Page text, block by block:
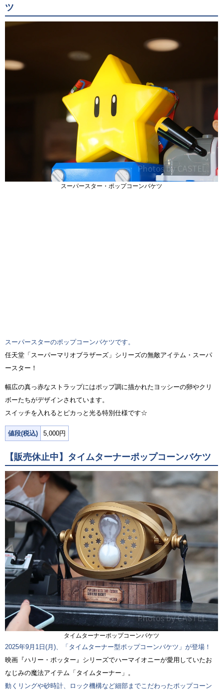
ツ
スーパースター・ポップコーンバケツ
スーパースターのポップコーンバケツです。
任天堂「スーパーマリオブラザーズ」シリーズの無敵アイテム・スーパ
ースター！
幅広の真っ赤なストラップにはポップ調に描かれたヨッシーの卵やクリ
ボーたちがデザインされています。
スイッチを入れるとピカっと光る特別仕様です☆
値段(税込) 5,000円
【販売休止中】タイムターナーポップコーンバケツ
タイムターナーポップコーンバケツ
2025年9月1日(月)、「タイムターナー型ポップコーンバケツ」が登場！
映画『ハリー・ポッター』シリーズでハーマイオニーが愛用していたお
なじみの魔法アイテム「タイムターナー」。
動くリングや砂時計、ロック機構など細部までこだわったポップコーン